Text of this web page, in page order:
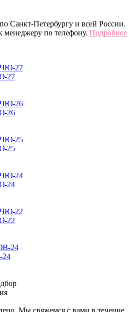
Санкт-Петербургу и всей России.
менеджеру по телефону. Подробнее
27
26
25
24
22
24
Мы свяжемся с вами в течение